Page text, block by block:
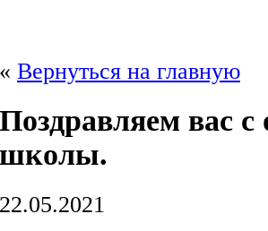
« Вернуться на главную
Поздравляем вас
школы.
22.05.2021